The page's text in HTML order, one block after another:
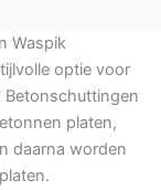
Waspik
optie voor
Betonschuttingen
platen,
daarna worden